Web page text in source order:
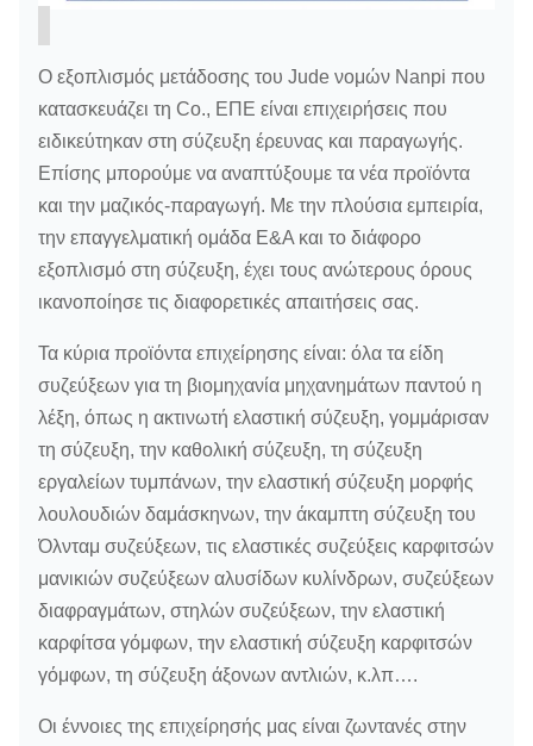
Ο εξοπλισμός μετάδοσης του Jude νομών Nanpi που
κατασκευάζει τη Co., ΕΠΕ είναι επιχειρήσεις που
ειδικεύτηκαν στη σύζευξη έρευνας και παραγωγής.
Επίσης μπορούμε να αναπτύξουμε τα νέα προϊόντα
και την μαζικός-παραγωγή. Με την πλούσια εμπειρία,
την επαγγελματική ομάδα Ε&Α και το διάφορο
εξοπλισμό στη σύζευξη, έχει τους ανώτερους όρους
ικανοποίησε τις διαφορετικές απαιτήσεις σας.
Τα κύρια προϊόντα επιχείρησης είναι: όλα τα είδη
συζεύξεων για τη βιομηχανία μηχανημάτων παντού η
λέξη, όπως η ακτινωτή ελαστική σύζευξη, γομμάρισαν
τη σύζευξη, την καθολική σύζευξη, τη σύζευξη
εργαλείων τυμπάνων, την ελαστική σύζευξη μορφής
λουλουδιών δαμάσκηνων, την άκαμπτη σύζευξη του
Όλνταμ συζεύξεων, τις ελαστικές συζεύξεις καρφιτσών
μανικιών συζεύξεων αλυσίδων κυλίνδρων, συζεύξεων
διαφραγμάτων, στηλών συζεύξεων, την ελαστική
καρφίτσα γόμφων, την ελαστική σύζευξη καρφιτσών
γόμφων, τη σύζευξη άξονων αντλιών, κ.λπ….
Οι έννοιες της επιχείρησής μας είναι ζωντανές στην